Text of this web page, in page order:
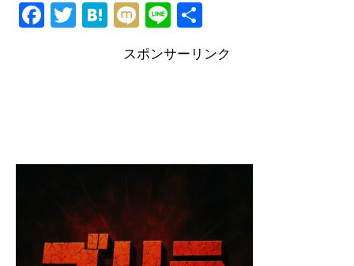
F
o
T
H
M
ixi
Li
e
スポンサーリンク